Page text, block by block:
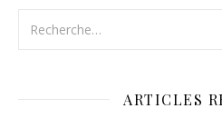
ARTICLES